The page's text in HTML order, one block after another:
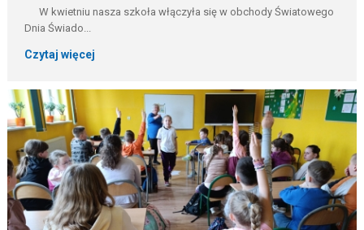
W kwietniu nasza szkoła włączyła się w obchody Światowego
Dnia Świado...
Czytaj więcej